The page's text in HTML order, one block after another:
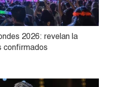
2026: revelan la
confirmados